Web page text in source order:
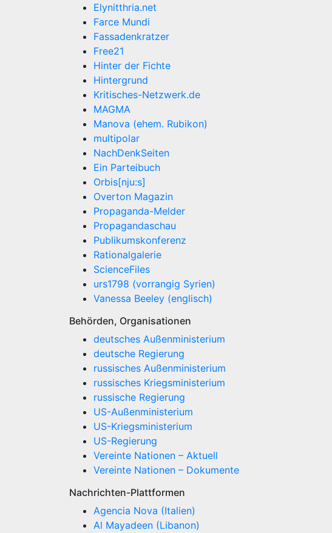
Elynitthria.net
Farce Mundi
Fassadenkratzer
Free21
Hinter der Fichte
Hintergrund
Kritisches-Netzwerk.de
MAGMA
Manova (ehem. Rubikon)
multipolar
NachDenkSeiten
Ein Parteibuch
Orbis[nju:s]
Overton Magazin
Propaganda-Melder
Propagandaschau
Publikumskonferenz
Rationalgalerie
ScienceFiles
urs1798 (vorrangig Syrien)
Vanessa Beeley (englisch)
Behörden, Organisationen
deutsches Außenministerium
deutsche Regierung
russisches Außenministerium
russisches Kriegsministerium
russische Regierung
US-Außenministerium
US-Kriegsministerium
US-Regierung
Vereinte Nationen – Aktuell
Vereinte Nationen – Dokumente
Nachrichten-Plattformen
Agencia Nova (Italien)
Al Mayadeen (Libanon)